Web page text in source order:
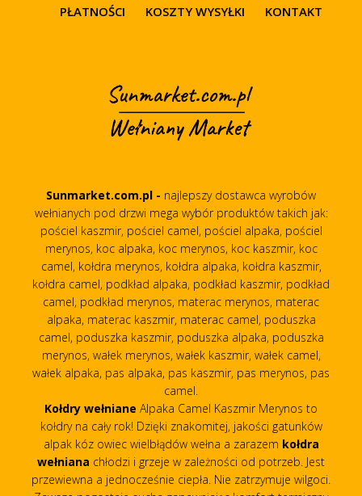
PŁATNOŚCI
KOSZTY WYSYŁKI KONTAKT
Sunmarket.com.pl - najlepszy dostawca wyrobów
wełnianych pod drzwi mega wybór produktów takich jak:
pościel kaszmir, pościel camel, pościel alpaka, pościel
merynos, koc alpaka, koc merynos, koc kaszmir, koc
camel, kołdra merynos, kołdra alpaka, kołdra kaszmir,
kołdra camel, podkład alpaka, podkład kaszmir, podkład
camel, podkład merynos, materac merynos, materac
alpaka, materac kaszmir, materac camel, poduszka
camel, poduszka kaszmir, poduszka alpaka, poduszka
merynos, wałek merynos, wałek kaszmir, wałek camel,
wałek alpaka, pas alpaka, pas kaszmir, pas merynos, pas
camel.
Kołdry wełniane Alpaka Camel Kaszmir Merynos to
kołdry na cały rok! Dzięki znakomitej, jakości gatunków
alpak kóz owiec wielbłądów wełna a zarazem kołdra
wełniana chłodzi i grzeje w zależności od potrzeb. Jest
przewiewna a jednocześnie ciepła. Nie zatrzymuje wilgoci.